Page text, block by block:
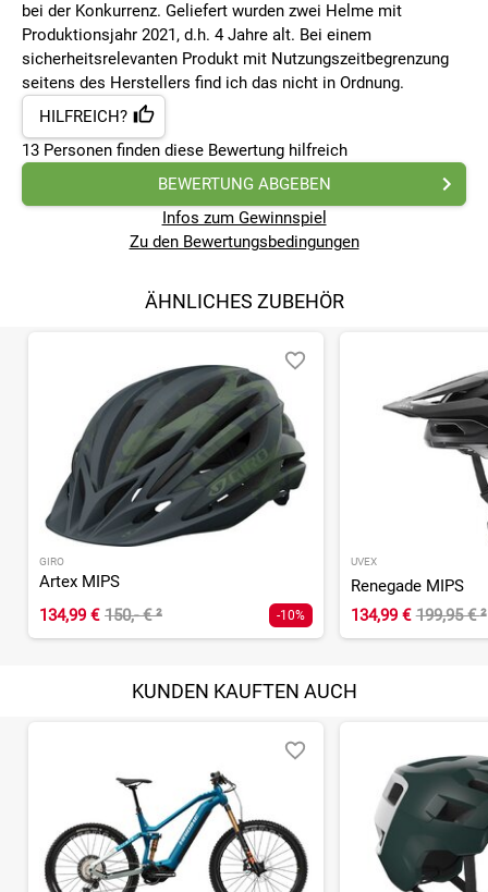
bei der Konkurrenz. Geliefert wurden zwei Helme mit
Produktionsjahr 2021, d.h. 4 Jahre alt. Bei einem
sicherheitsrelevanten Produkt mit Nutzungszeitbegrenzung
seitens des Herstellers find ich das nicht in Ordnung.
HILFREICH?
13 Personen finden diese Bewertung hilfreich
BEWERTUNG ABGEBEN
Infos zum Gewinnspiel
Zu den Bewertungsbedingungen
ÄHNLICHES ZUBEHÖR
GIRO
Artex MIPS
134,99 € 150,- €² -10%
UVEX
Renegade MIPS
134,99 € 199,95 €²
KUNDEN KAUFTEN AUCH